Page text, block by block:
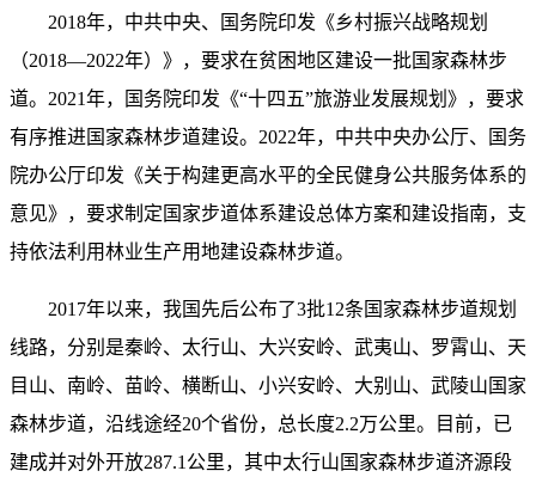
2018年，中共中央、国务院印发《乡村振兴战略规划
（2018—2022年）》，要求在贫困地区建设一批国家森林步
道。2021年，国务院印发《“十四五”旅游业发展规划》，要求
有序推进国家森林步道建设。2022年，中共中央办公厅、国务
院办公厅印发《关于构建更高水平的全民健身公共服务体系的
意见》，要求制定国家步道体系建设总体方案和建设指南，支
持依法利用林业生产用地建设森林步道。
2017年以来，我国先后公布了3批12条国家森林步道规划
线路，分别是秦岭、太行山、大兴安岭、武夷山、罗霄山、天
目山、南岭、苗岭、横断山、小兴安岭、大别山、武陵山国家
森林步道，沿线途经20个省份，总长度2.2万公里。目前，已
建成并对外开放287.1公里，其中太行山国家森林步道济源段